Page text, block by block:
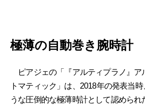
極薄の自動巻き腕時計
ピアジェの「『アルティプラノ』ア
トマティック」は、2018年の発表当
うな圧倒的な極薄時計として認めら